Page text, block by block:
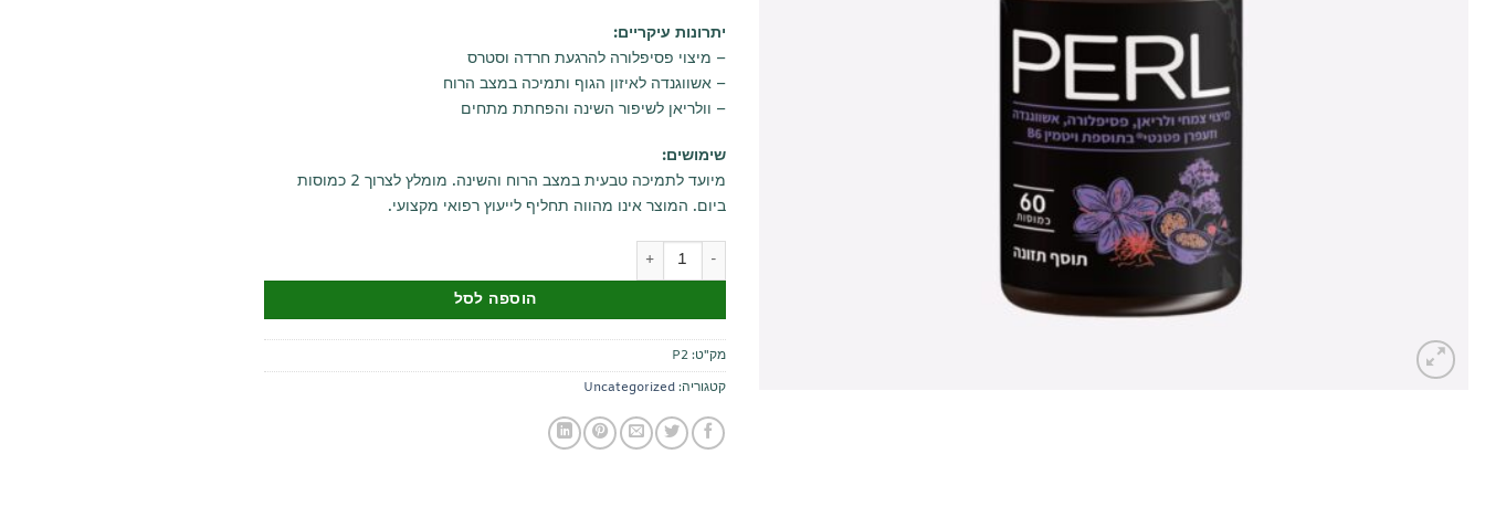
יתרונות עיקריים:
– מיצוי פסיפלורה להרגעת חרדה וסטרס
– אשווגנדה לאיזון הגוף ותמיכה במצב הרוח
– וולריאן לשיפור השינה והפחתת מתחים
שימושים:
מיועד לתמיכה טבעית במצב הרוח והשינה. מומלץ לצרוך 2 כמוסות
ביום. המוצר אינו מהווה תחליף לייעוץ רפואי מקצועי.
כמות של כמוסות טבעיות להרגעה ושינה עמוקה עם זעפרן פטנטי
הוספה לסל
מק"ט:P2
קטגוריה:Uncategorized